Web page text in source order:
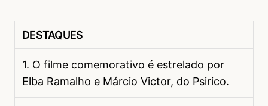
DESTAQUES
1. O filme comemorativo é estrelado por
Elba Ramalho e Márcio Victor, do Psirico.